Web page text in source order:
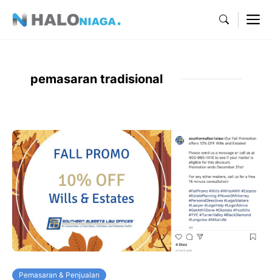
pemasaran tradisional
Pemasaran & Penjualan